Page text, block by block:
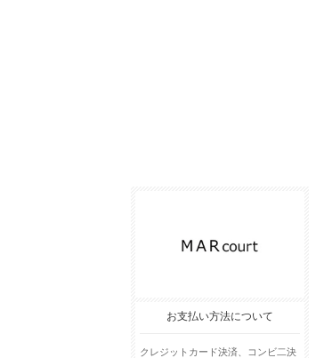
お支払い方法について
クレジットカード決済、コンビ二決